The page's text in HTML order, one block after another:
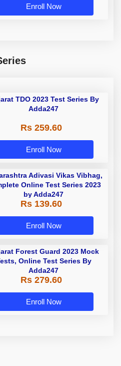
by Adda 247
Enroll Now
TDO 2023 Test Series By
Adda247
Rs 259.60
Enroll Now
Adivasi Vikas Vibhag,
Online Test Series 2023
by Adda247
Rs 139.60
Enroll Now
Forest Guard 2023 Mock
Online Test Series By
Adda247
Rs 279.60
Enroll Now